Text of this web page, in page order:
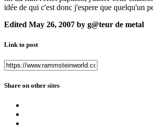
idée de qui c'est donc j'espere que quelqu'un
Edited May 26, 2007 by g@teur de metal
Link to post
Share on other sites